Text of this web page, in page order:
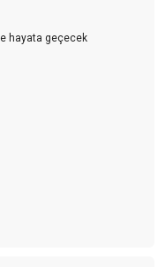
hayata geçecek